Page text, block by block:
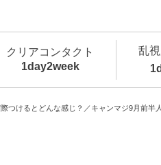
際つけるとどんな感じ？／キャンマジ9月前半
クリアコンタクト
1day2week
乱